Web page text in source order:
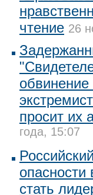
чтение 26
обвинение
просит их
года, 15:07
стать